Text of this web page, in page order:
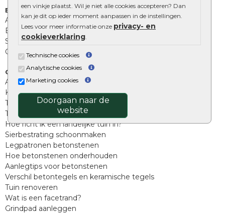
een vinkje plaatst. Wil je niet alle cookies accepteren? Dan
kan je dit op ieder moment aanpassen in de instellingen.
Lees voor meer informatie onze privacy- en
cookieverklaring
Technische cookies
Analytische cookies
Marketing cookies
Doorgaan naar de
website
Extra benodigdheden
Afwatering en diversen
Beplantings en betonelementen
Split, grind en zand
Oprit tegels
Overig
Aanbiedingen
Kunstgras
Tuintegels outlet
Terrastegels leggen
Hoe richt ik een landelijke tuin in?
Sierbestrating schoonmaken
Legpatronen betonstenen
Hoe betonstenen onderhouden
Aanlegtips voor betonstenen
Verschil betontegels en keramische tegels
Tuin renoveren
Wat is een facetrand?
Grindpad aanleggen